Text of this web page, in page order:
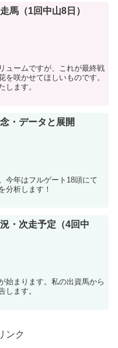
馬（1回中山8日）
ュームですが、これが最終戦
を咲かせてほしいものです。
します。
・データと展開
今年はフルゲート18頭にて
分析します！
・次走予定（4回中
始まります。私の出資馬から
します。
ンク